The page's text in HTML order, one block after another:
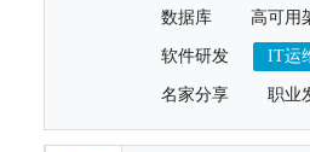
数据库 高可用
软件研发 IT运
名家分享 职业